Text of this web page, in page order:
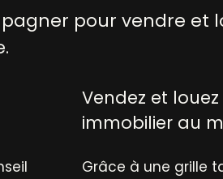
pour vendre et
Vendez et
immobilier au
Grâce à une grille